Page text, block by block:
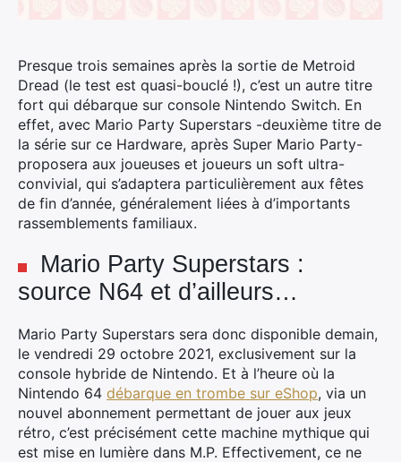
Presque trois semaines après la sortie de Metroid
Dread (le test est quasi-bouclé !), c’est un autre titre
fort qui débarque sur console Nintendo Switch. En
effet, avec Mario Party Superstars -deuxième titre de
la série sur ce Hardware, après Super Mario Party-
proposera aux joueuses et joueurs un soft ultra-
convivial, qui s’adaptera particulièrement aux fêtes
de fin d’année, généralement liées à d’importants
rassemblements familiaux.
Mario Party Superstars :
source N64 et d’ailleurs…
Mario Party Superstars sera donc disponible demain,
le vendredi 29 octobre 2021, exclusivement sur la
console hybride de Nintendo. Et à l’heure où la
Nintendo 64 débarque en trombe sur eShop, via un
nouvel abonnement permettant de jouer aux jeux
rétro, c’est précisément cette machine mythique qui
est mise en lumière dans M.P. Effectivement, ce ne